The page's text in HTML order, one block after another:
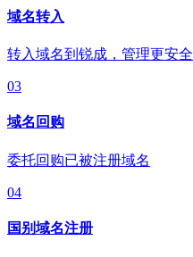
域名转入
转入域名到锐成，管理更安全
03
域名回购
委托回购已被注册域名
04
国别域名注册